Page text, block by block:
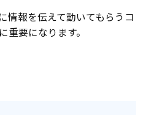
情報を伝えて動いてもらうコ
重要になります。